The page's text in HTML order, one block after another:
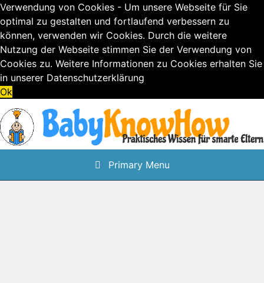
Verwendung von Cookies - Um unsere Webseite für Sie
optimal zu gestalten und fortlaufend verbessern zu
können, verwenden wir Cookies. Durch die weitere
Nutzung der Webseite stimmen Sie der Verwendung von
Cookies zu. Weitere Informationen zu Cookies erhalten Sie
in unserer Datenschutzerklärung
Ok
Skip
to
content
Primary Menu